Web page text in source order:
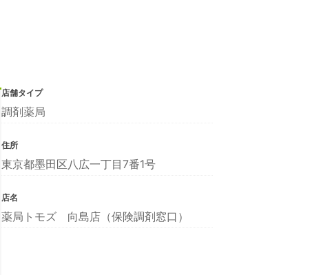
店舗タイプ
調剤薬局
住所
東京都墨田区八広一丁目7番1号
店名
薬局トモズ 向島店（保険調剤窓口）